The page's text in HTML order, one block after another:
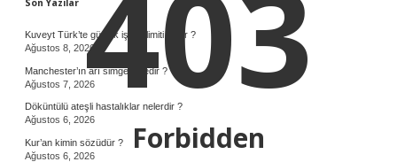
Sidebar
Son Yazılar
Kuveyt Türk’te günlük işlem limiti nedir ?
Ağustos 8, 2026
Manchester’ın arı simgesi nedir ?
Ağustos 7, 2026
Döküntülü ateşli hastalıklar nelerdir ?
Ağustos 6, 2026
Kur’an kimin sözüdür ?
Ağustos 6, 2026
403
Forbidden